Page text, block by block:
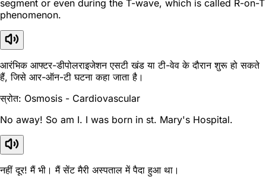
segment or even during the T-wave, which is called R-on-T
phenomenon.
आरंभिक आफ्टर-डीपोलराइजेशन एसटी खंड या टी-वेव के दौरान शुरू हो सकते
हैं, जिसे आर-ऑन-टी घटना कहा जाता है।
स्रोत: Osmosis - Cardiovascular
No away! So am I. I was born in st. Mary's Hospital.
नहीं दूर! मैं भी। मैं सेंट मैरी अस्पताल में पैदा हुआ था।